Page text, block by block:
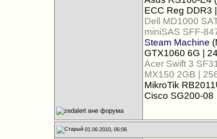
ECC Reg DDR3
Dell MD1000
miniSAS SFF-
Steam Machine
GTX1060 6G |
Acer Swift 3
MX150 2GB |
MikroTik
Cisco SG200-08
01.06.2010, 06:06